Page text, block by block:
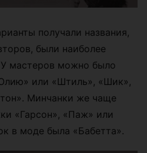
получали названия,
были наиболее
мастеров можно было
или «Штиль», «Шик»,
Минчанки же чаще
«Гарсон», «Паж» или
в моде была «Бабетта».